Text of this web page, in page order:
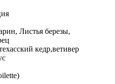
Листья березы,
кедр,ветивер